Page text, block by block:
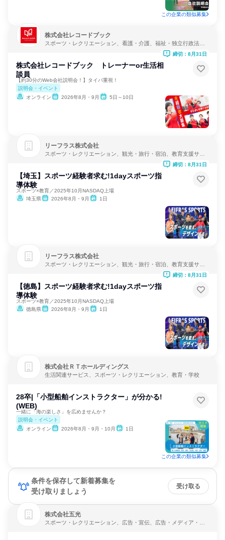
この企業の類似募集
株式会社レコードブック
スポーツ・レクリエーション、看護・介護、福祉・独立行政法
株式会社レコードブック トレーナーor生活相
談員
【約30分のWeb会社説明会！】タイパ重視！
説明会・イベント
オンライン
2026年8月・9月 5日～10日
締切：8月31日
リーフラス株式会社
スポーツ・レクリエーション、観光・旅行・宿泊、教育支援サー
【埼玉】スポーツ経験者求む!1dayスポーツ指
導体験
スポーツ×教育／2025年10月NASDAQ上場
埼玉県
2026年8月・9月 1日
締切：8月31日
リーフラス株式会社
スポーツ・レクリエーション、観光・旅行・宿泊、教育支援サー
【徳島】スポーツ経験者求む!1dayスポーツ指
導体験
スポーツ×教育／2025年10月NASDAQ上場
徳島県
2026年8月・9月 1日
締切：8月31日
株式会社ＲＴホールディングス
生活関連サービス、スポーツ・レクリエーション、教育・学校
28卒|「小型船舶インストラクター」が分かる!
(WEB)
一緒に「海の楽しさ」を広めませんか？
説明会・イベント
オンライン
2026年8月・9月・10月 1日
この企業の類似募集
条件を保存して新着募集を
受け取りましょう
受け取る
株式会社五光
スポーツ・レクリエーション、広告・宣伝、広告・メディア・マ